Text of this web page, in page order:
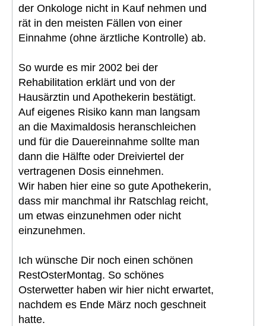
der Onkologe nicht in Kauf nehmen und
rät in den meisten Fällen von einer
Einnahme (ohne ärztliche Kontrolle) ab.
So wurde es mir 2002 bei der
Rehabilitation erklärt und von der
Hausärztin und Apothekerin bestätigt.
Auf eigenes Risiko kann man langsam
an die Maximaldosis heranschleichen
und für die Dauereinnahme sollte man
dann die Hälfte oder Dreiviertel der
vertragenen Dosis einnehmen.
Wir haben hier eine so gute Apothekerin,
dass mir manchmal ihr Ratschlag reicht,
um etwas einzunehmen oder nicht
einzunehmen.
Ich wünsche Dir noch einen schönen
RestOsterMontag. So schönes
Osterwetter haben wir hier nicht erwartet,
nachdem es Ende März noch geschneit
hatte.